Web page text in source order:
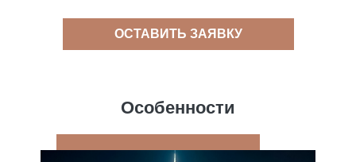
ОСТАВИТЬ ЗАЯВКУ
Особенности